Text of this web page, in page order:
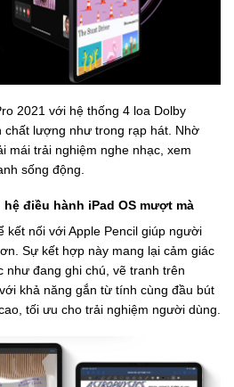
2021 với hệ thống 4 loa Dolby
chất lượng như trong rạp hát. Nhờ
mái trải nghiệm nghe nhạc, xem
sống động.
điều hành iPad OS mượt mà
kết nối với Apple Pencil giúp người
Sự kết hợp này mang lại cảm giác
như đang ghi chú, vẽ tranh trên
khả năng gắn từ tính cùng đầu bút
tối ưu cho trải nghiệm người dùng.